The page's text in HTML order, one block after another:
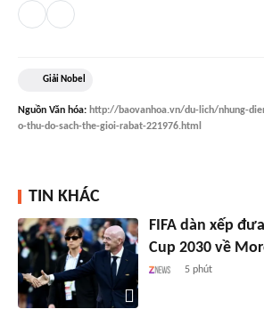
Giải Nobel
Nguồn Văn hóa: http://baovanhoa.vn/du-lich/nhung-
o-thu-do-sach-the-gioi-rabat-221976.html
TIN KHÁC
FIFA dàn xếp
Cup 2030 về
5 phút